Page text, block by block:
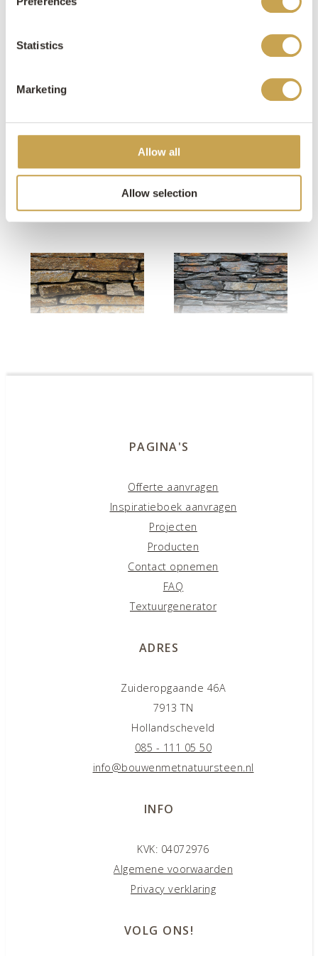
Statistics
Marketing
Allow all
Allow selection
Pilsen
PAGINA'S
Offerte aanvragen
Inspiratieboek aanvragen
Projecten
Producten
Contact opnemen
FAQ
Textuurgenerator
ADRES
Zuideropgaande 46A
7913 TN
Hollandscheveld
085 - 111 05 50
info@bouwenmetnatuursteen.nl
INFO
KVK: 04072976
Algemene voorwaarden
Privacy verklaring
VOLG ONS!